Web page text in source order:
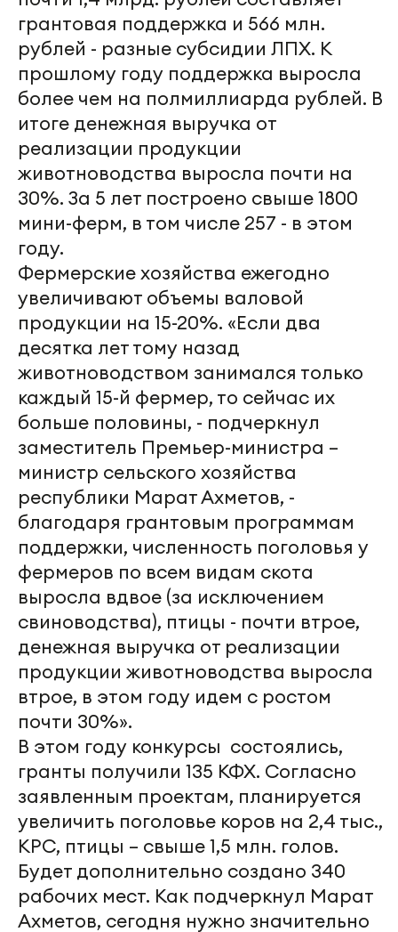
грантовая поддержка и 566 млн.
рублей - разные субсидии ЛПХ. К
прошлому году поддержка выросла
более чем на полмиллиарда рублей. В
итоге денежная выручка от
реализации продукции
животноводства выросла почти на
30%. За 5 лет построено свыше 1800
мини-ферм, в том числе 257 - в этом
году.
Фермерские хозяйства ежегодно
увеличивают объемы валовой
продукции на 15-20%. «Если два
десятка лет тому назад
животноводством занимался только
каждый 15-й фермер, то сейчас их
больше половины, - подчеркнул
заместитель Премьер-министра –
министр сельского хозяйства
республики Марат Ахметов, -
благодаря грантовым программам
поддержки, численность поголовья у
фермеров по всем видам скота
выросла вдвое (за исключением
свиноводства), птицы - почти втрое,
денежная выручка от реализации
продукции животноводства выросла
втрое, в этом году идем с ростом
почти 30%».
В этом году конкурсы состоялись,
гранты получили 135 КФХ. Согласно
заявленным проектам, планируется
увеличить поголовье коров на 2,4 тыс.,
КРС, птицы – свыше 1,5 млн. голов.
Будет дополнительно создано 340
рабочих мест. Как подчеркнул Марат
Ахметов, сегодня нужно значительно